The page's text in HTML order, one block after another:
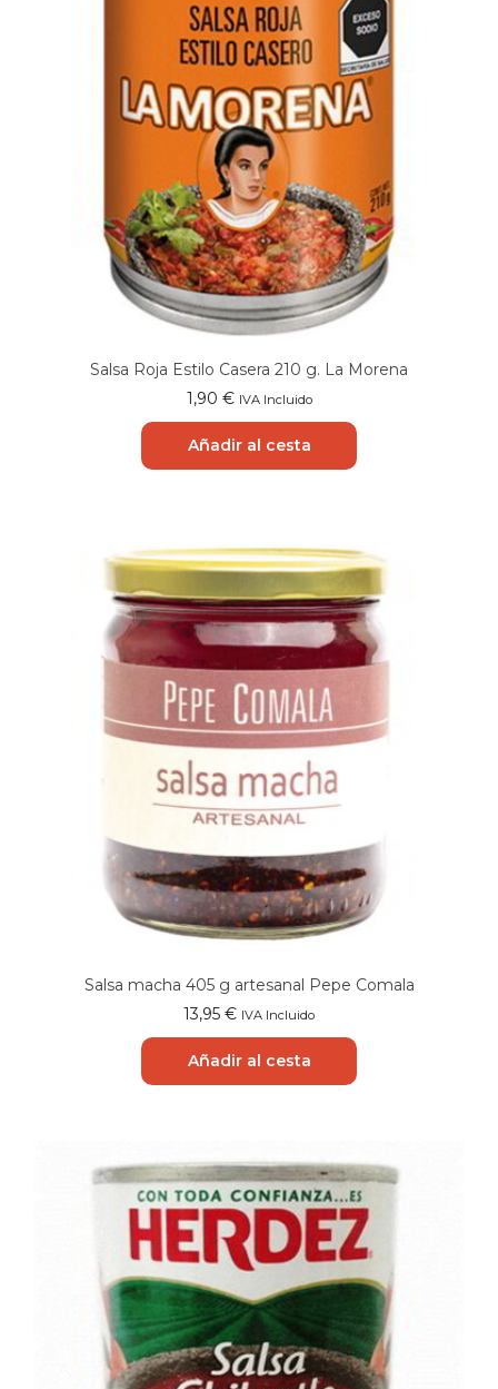
Salsa Roja Estilo Casera 210 g. La Morena
1,90 € IVA Incluido
Añadir al cesta
Salsa macha 405 g artesanal Pepe Comala
13,95 € IVA Incluido
Añadir al cesta